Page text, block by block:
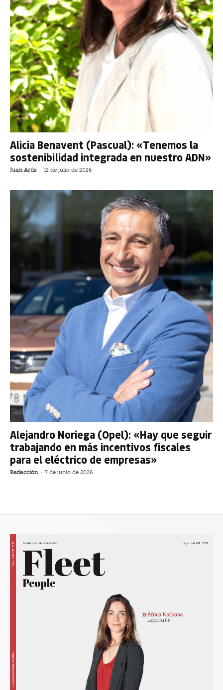
Alicia Benavent (Pascual): «Tenemos la
sostenibilidad integrada en nuestro ADN»
Juan Arús - 12 de julio de 2026
Alejandro Noriega (Opel): «Hay que seguir
trabajando en más incentivos fiscales
para el eléctrico de empresas»
Redacción - 7 de junio de 2026